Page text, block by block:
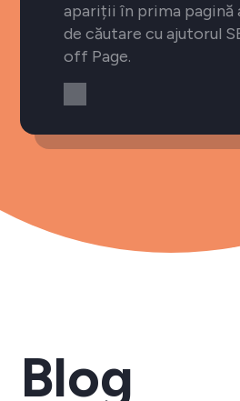
apariții în prima
de căutare cu ajutorul
off Page.
Blog